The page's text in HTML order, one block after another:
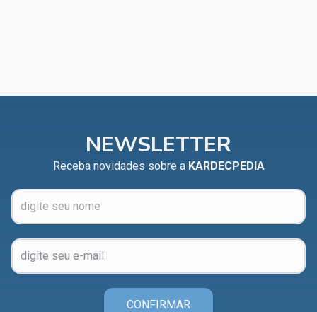
NEWSLETTER
Receba novidades sobre a KARDECPEDIA
CONFIRMAR